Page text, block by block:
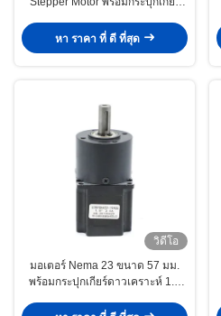
หลายหัว
หา ราคา ที่ ดี ที่สุด
วิดีโอ
มอเตอร์ Nema 23 ขนาด 57 มม.
พร้อมกระปุกเกียร์ดาวเคราะห์ 1.8